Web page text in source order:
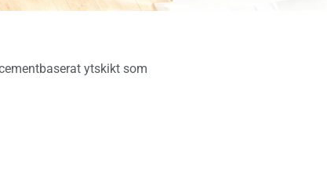
ytskikt som